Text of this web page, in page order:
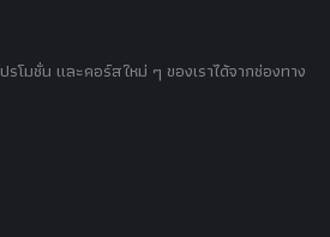
โมชั่น และคอร์สใหม่ ๆ ของเราได้จากช่องทาง